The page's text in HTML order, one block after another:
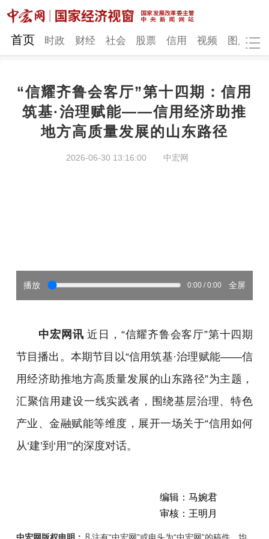
网站地图
时政 财经 社会 股票
信用 视频 图片 品牌
中宏研究 营商环境
首页 时政 财经 社会 股票 信用 视频 图片
“信耀齐鲁会客厅”第十四期：信用
筑基·治理赋能——信用经济助推
地方高质量发展的山东路径
2026-06-30 13:16:00 中宏网
播放 0:00 / 0:00 全屏
中宏网讯近日，“信耀齐鲁会客厅”第十四期
节目播出。本期节目以“信用筑基·治理赋能——信
用经济助推地方高质量发展的山东路径”为主题，
汇聚信用建设一线实践者，围绕基层治理、特色
产业、金融赋能等维度，展开一场关于“信用如何
从‘建’到‘用’”的深度对话。
编辑：马婉君
审核：王明月
中宏网版权申明： 凡注有“中宏网”或电头为“中宏网”的稿件，均